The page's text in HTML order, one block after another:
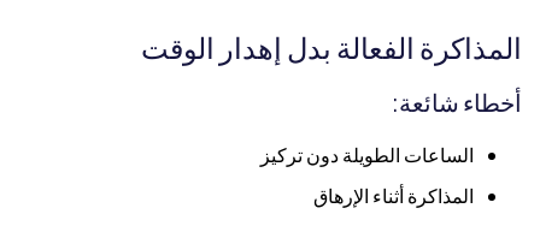
المذاكرة الفعالة بدل إهدار الوقت
أخطاء شائعة:
الساعات الطويلة دون تركيز
المذاكرة أثناء الإرهاق